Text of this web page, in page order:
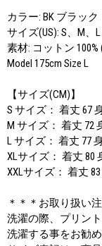
カラー: BK ブラック
サイズ(US): S、M、
素材: コットン 100%
Model 175cm Size L
【サイズ(CM)】
S サイズ： 着丈 67
M サイズ： 着丈 72
L サイズ： 着丈 77
XLサイズ： 着丈 80
XXLサイズ： 着丈
＊＊＊お取り扱い
洗濯の際、プリン
洗濯する事をお勧め